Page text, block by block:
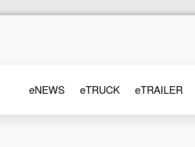
eNEWS eTRUCK eTRAILER